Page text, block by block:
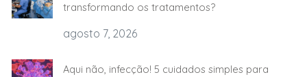
transformando os tratamentos?
agosto 7, 2026
Aqui não, infecção! 5 cuidados simples para